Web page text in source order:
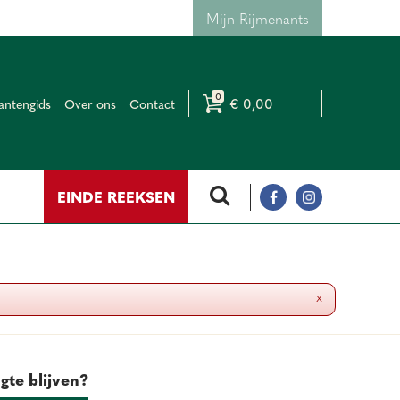
Mijn Rijmenants
Over ons Contact € 0,00
EINDE REEKSEN
x
blijven?